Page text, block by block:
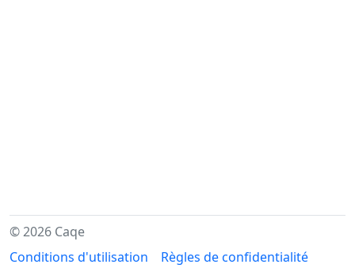
© 2026 Caqe
Conditions d'utilisation
Règles de confidentialité